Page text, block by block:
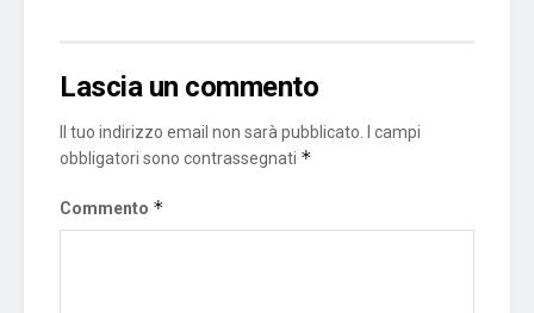
Lascia un commento
Il tuo indirizzo email non sarà pubblicato.
I campi
obbligatori sono contrassegnati *
Commento *